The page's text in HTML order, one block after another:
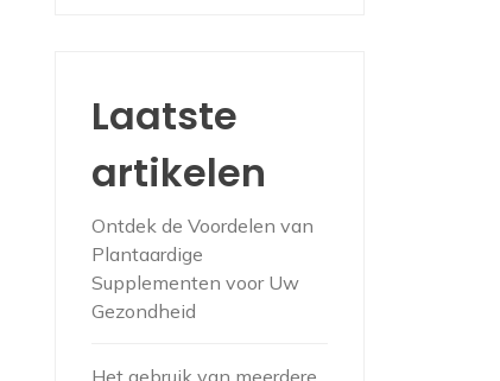
Laatste
artikelen
Ontdek de Voordelen van
Plantaardige
Supplementen voor Uw
Gezondheid
Het gebruik van meerdere